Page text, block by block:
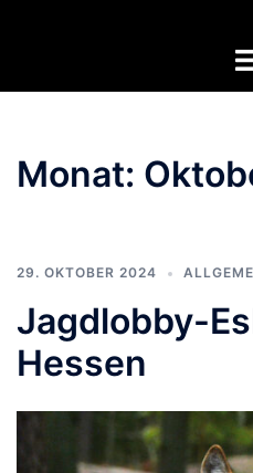
Monat:
29. OKTOBER 2024
Jagdlobby-
Hessen